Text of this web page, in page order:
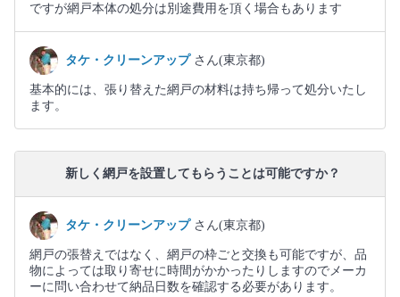
ですが網戸本体の処分は別途費用を頂く場合もあります
タケ・クリーンアップ さん(東京都)
基本的には、張り替えた網戸の材料は持ち帰って処分いたし
ます。
新しく網戸を設置してもらうことは可能ですか？
タケ・クリーンアップ さん(東京都)
網戸の張替えではなく、網戸の枠ごと交換も可能ですが、品
物によっては取り寄せに時間がかかったりしますのでメーカ
ーに問い合わせて納品日数を確認する必要があります。